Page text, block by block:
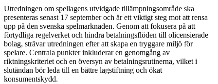
Utredningen om spellagens utvidgade tillämpningsområde ska
presenteras senast 17 september och är ett viktigt steg mot att rensa
upp på den svenska spelmarknaden. Genom att fokusera på att
förtydliga regelverket och hindra betalningsflöden till olicensierade
bolag, strävar utredningen efter att skapa en tryggare miljö för
spelare. Centrala punkter inkluderar en genomgång av
riktningskriteriet och en översyn av betalningsrutinerna, vilket i
slutändan bör leda till en bättre lagstiftning och ökat
konsumentskydd.